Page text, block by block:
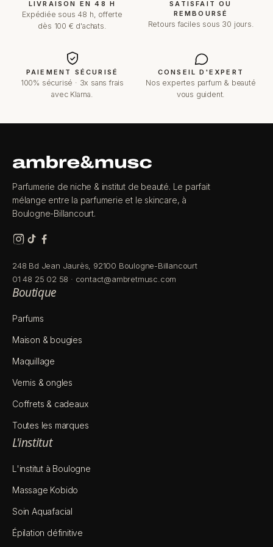
LIVRAISON EN 48 H
Expédiée sous 48 h, offerte
dès 100 € d'achats.
SATISFAIT OU
REMBOURSÉ
Retours faciles sous 30 jours.
PAIEMENT SÉCURISÉ
100% sécurisé · 3x sans frais
avec Klarna.
CONSEIL D'EXPERT
Nos expertes parfum & beauté
vous guident.
Parfumerie de niche & institut de beauté. Le parfait
mélange entre la parfumerie et le skincare, à
Boulogne-Billancourt.
248 Bd Jean Jaurès, 92100 Boulogne-Billancourt
01 48 25 02 58 · contact@ambretmusc.com
Boutique
Parfums
Maison & bougies
Maquillage
Vernis & ongles
Coffrets & cadeaux
Toutes les marques
L'institut
L'institut à Boulogne
Massage Kobido
Soin Aquafacial
Épilation définitive